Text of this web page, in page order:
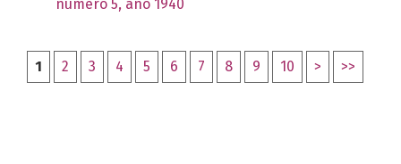
número 5, año 1940
1 2 3 4 5 6 7 8 9 10 > >>